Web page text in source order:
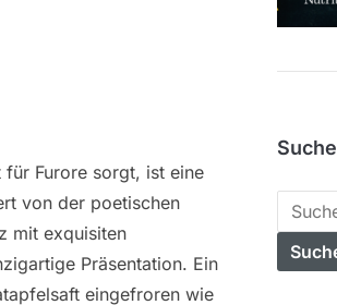
Furore sorgt, ist eine
von der poetischen
mit exquisiten
Präsentation. Ein
eingefroren wie
Suche
Search
for: